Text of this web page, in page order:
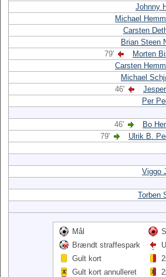
Johnny
Michael
Carsten
Brian Steen
79'
Morten
Carsten
Michael
46'
Per
46' Bo
79'
Ulrik B.
Viggo
Torben
Mål
Brændt straffespark
Gult kort
Gult kort annulleret